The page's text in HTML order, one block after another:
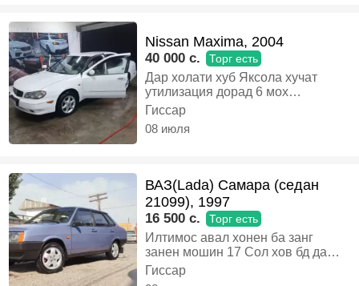
Nissan Maxima, 2004
40 000 c. Торг есть
Дар холати хуб Яксола хучат
утилизация дорад 6 мох
танирофка, Газ-бензин,
Механика, Седан
Гиссар
08 июля
ВАЗ(Lada) Самара (седан
21099), 1997
16 500 c. Торг есть
Илтимос авал хонен ба занг
занен мошин 17 Сол хов бд да
хдм 40та галтидагия матор
каробка 💯 хадавой 70%краска 85
Гиссар